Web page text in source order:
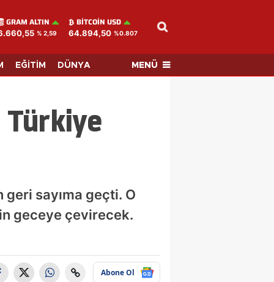
GRAM ALTIN
% 2,59
BITCOIN USD
64.894,50 %0.807
EĞİTİM DÜNYA MENÜ
sayıma geçti. O
geceye çevirecek.
Abone Ol